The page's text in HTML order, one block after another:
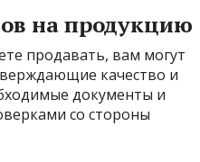
на продукцию
продавать, вам могут
качество и
документы и
со стороны